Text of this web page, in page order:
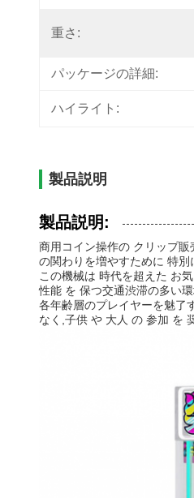
重さ:
パッケージの詳細:
ハイライト:
製品説明
製品説明:
商用コイン操作の クリップ
の関わりを増やすために 特
この機械は 時代を超えた お
性能 を 保つ交通渋滞の多い
各年齢層のプレイヤーを魅了
なく,子供 や 大人 の 参加 を